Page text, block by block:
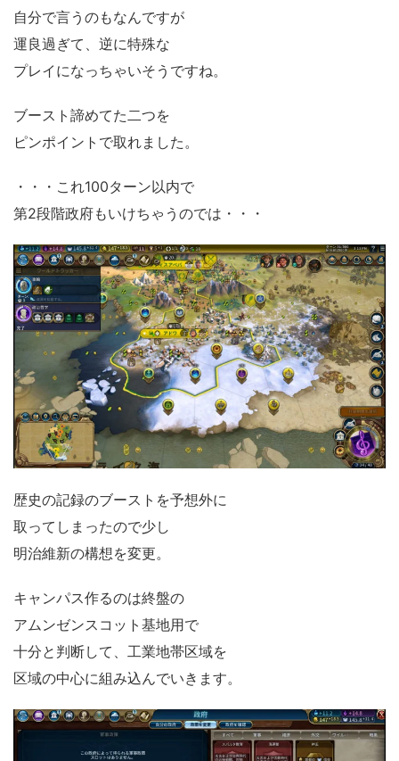
自分で言うのもなんですが
運良過ぎて、逆に特殊な
プレイになっちゃいそうですね。
ブースト諦めてた二つを
ピンポイントで取れました。
・・・これ100ターン以内で
第2段階政府もいけちゃうのでは・・・
歴史の記録のブーストを予想外に
取ってしまったので少し
明治維新の構想を変更。
キャンパス作るのは終盤の
アムンゼンスコット基地用で
十分と判断して、工業地帯区域を
区域の中心に組み込んでいきます。